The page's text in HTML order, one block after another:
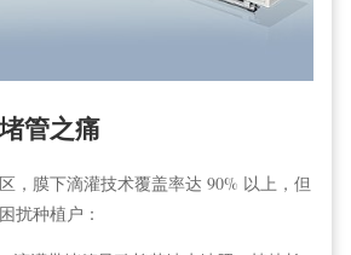
管之痛
，膜下滴灌技术覆盖率达 90% 以上，但
扰种植户：